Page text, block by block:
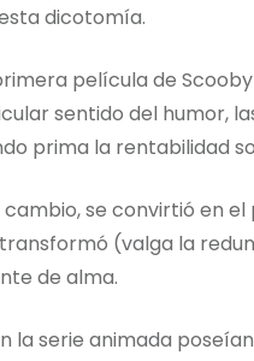
dicotomía.
película de
sentido del humor,
prima la rentabilidad
cambio, se convirtió en
(valga la
de alma.
la serie animada